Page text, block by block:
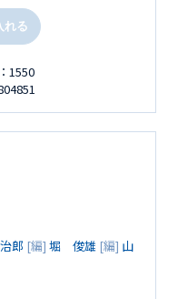
れる
1550
郎 [編] 堀 俊雄 [編] 山